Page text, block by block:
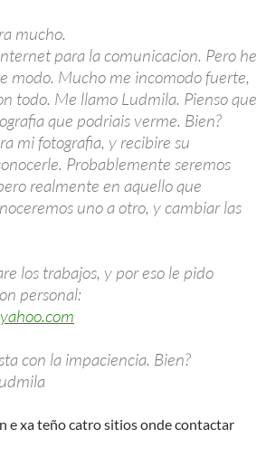
mucho.
para la comunicacion. Pero he
modo. Mucho me incomodo fuerte,
todo. Me llamo Ludmila. Pienso que
que podriais verme. Bien?
mi fotografia, y recibire su
Probablemente seremos
realmente en aquello que
uno a otro, y cambiar las
los trabajos, y por eso le pido
personal:
con la impaciencia. Bien?
e xa teño catro sitios onde contactar